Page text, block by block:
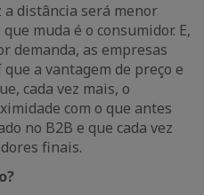
a distância será menor
muda é o consumidor. E,
demanda, as empresas
a vantagem de preço e
cada vez mais, o
com o que antes
no B2B e que cada vez
finais.